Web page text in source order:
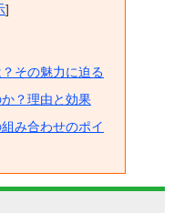
]
その魅力に迫る
？理由と効果
み合わせのポイ